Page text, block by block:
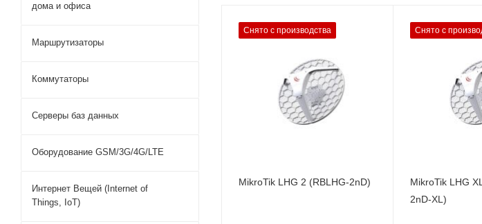
Снято с производства
Проводные,
оптические
1x10/100 Mbps
Wi-Fi интерфейсы
2.4 ГГц 802.11b/g/n
MikroTik LHG 2 (RBLHG-2nD)
Снято с
Проводные,
оптические
1x10/100 Mbps
Wi-Fi интерфейсы
2.4 ГГц
MikroTik LHG
2nD-XL)
дома и офиса
Маршрутизаторы
Коммутаторы
Серверы баз данных
Оборудование GSM/3G/4G/LTE
Интернет Вещей (Internet of
Things, IoT)